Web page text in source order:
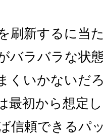
刷新するに当
バラバラな状
くいかないだ
最初から想定
信頼できるパ